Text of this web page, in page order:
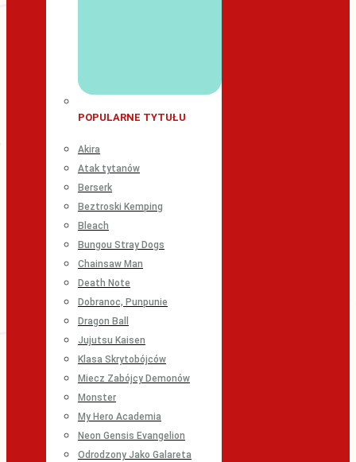
POPULARNE TYTUŁU
Akira
Atak tytanów
Berserk
Beztroski Kemping
Bleach
Bungou Stray Dogs
Chainsaw Man
Death Note
Dobranoc, Punpunie
Dragon Ball
Jujutsu Kaisen
Klasa Skrytobójców
Miecz Zabójcy Demonów
Monster
My Hero Academia
Neon Gensis Evangelion
Odrodzony Jako Galareta